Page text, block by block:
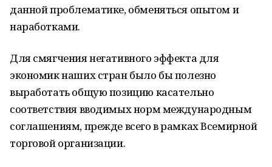
данной проблематике, обменяться опытом и
наработками.
Для смягчения негативного эффекта для
экономик наших стран было бы полезно
выработать общую позицию касательно
соответствия вводимых норм международным
соглашениям, прежде всего в рамках Всемирной
торговой организации.